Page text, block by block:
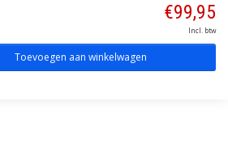
€99,95
Incl. btw
Toevoegen aan winkelwagen